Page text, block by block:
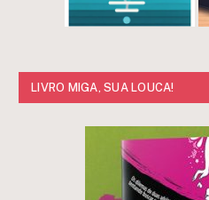
LIVRO MIGA, SUA LOUCA!